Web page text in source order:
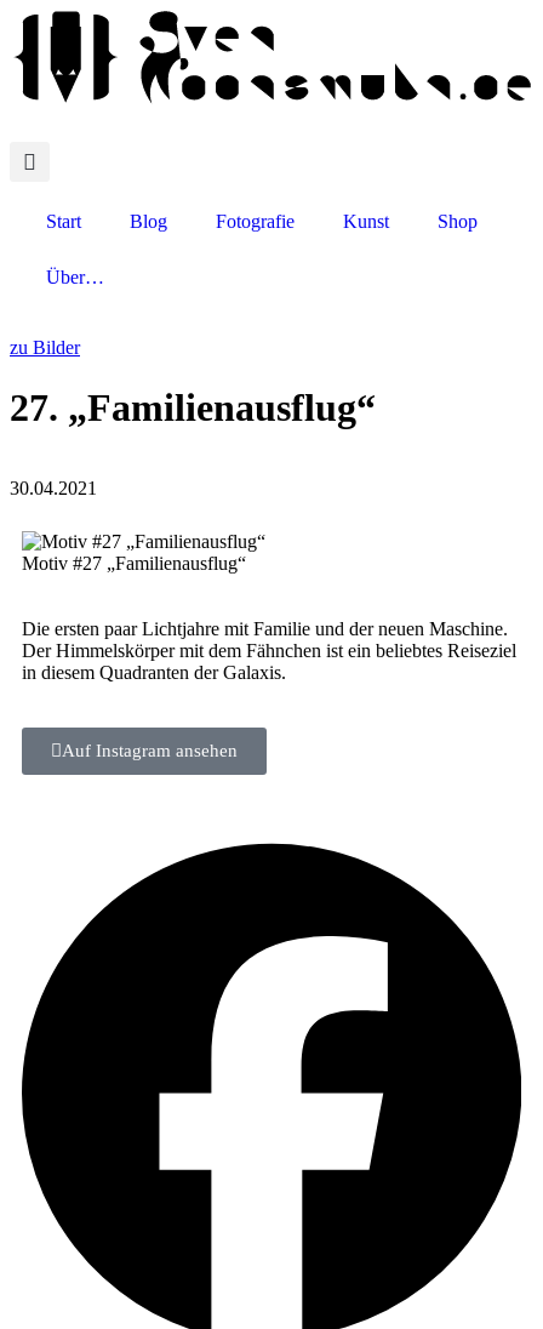
Start Blog Fotografie Kunst Shop
Über…
zu Bilder
27. „Familienausflug“
30.04.2021
Motiv #27 „Fami­li­en­aus­flug“
Die ers­ten paar Licht­jah­re mit Fami­lie und der neu­en Maschi­ne.
Der Him­mels­kör­per mit dem Fähn­chen ist ein belieb­tes Rei­se­ziel
in die­sem Qua­dran­ten der Galaxis.
Auf Insta­gram ansehen